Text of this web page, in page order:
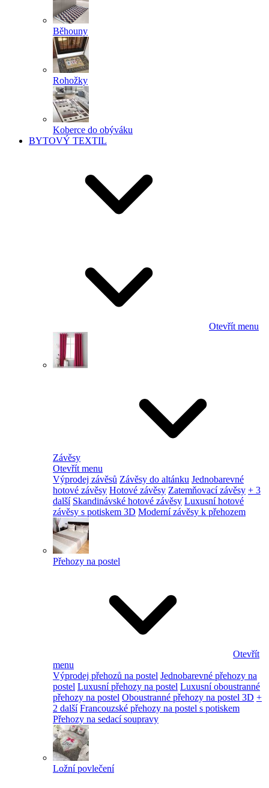
Běhouny
Rohožky
Koberce do obýváku
BYTOVÝ TEXTIL
Otevřít menu
Závěsy
Otevřít menu
Výprodej závěsů Závěsy do altánku Jednobarevné
hotové závěsy Hotové závěsy Zatemňovací závěsy + 3
další Skandinávské hotové závěsy Luxusní hotové
závěsy s potiskem 3D Moderní závěsy k přehozem
Přehozy na postel
Otevřít
menu
Výprodej přehozů na postel Jednobarevné přehozy na
postel Luxusní přehozy na postel Luxusní oboustranné
přehozy na postel Oboustranné přehozy na postel 3D +
2 další Francouzské přehozy na postel s potiskem
Přehozy na sedací soupravy
Ložní povlečení